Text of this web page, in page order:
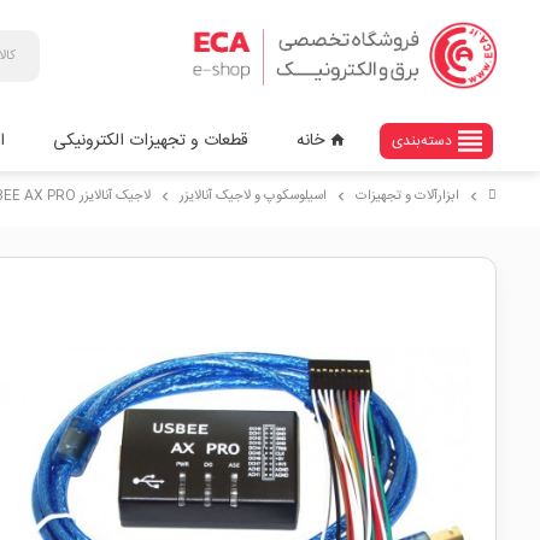
view_headline دسته‌بندی home خانه قطعات و تجهیزات الکترونیکی
chevron_right ابزارآلات و تجهیزات chevron_right اسیلوسکوپ و لاجیک آنالایزر chevron_right لاجیک آنالایزر USBEE AX PRO به همراه 2 کانال آنالوگ